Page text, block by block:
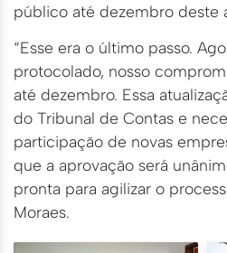
público até dezembro deste
“Esse era o último passo.
protocolado, nosso
até dezembro. Essa
do Tribunal de Contas e
participação de novas
que a aprovação será
pronta para agilizar o
Moraes.